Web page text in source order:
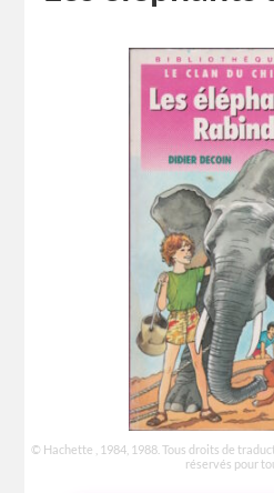
© Hachette , 1984, 1988. Tous droits de
réservés pour